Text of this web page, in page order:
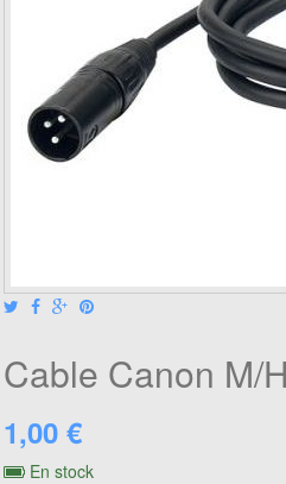
Cable Canon M/
1,00 €
En stock